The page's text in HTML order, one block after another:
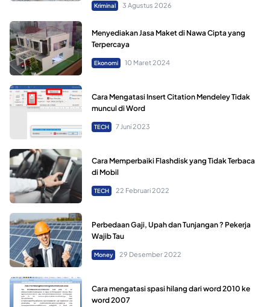
Kriminal 3 Agustus 2026
Menyediakan Jasa Maket di Nawa Cipta yang
Terpercaya
Ekonomi 10 Maret 2024
Cara Mengatasi Insert Citation Mendeley Tidak
muncul di Word
TECH 7 Juni 2023
Cara Memperbaiki Flashdisk yang Tidak Terbaca
di Mobil
TECH 22 Februari 2022
Perbedaan Gaji, Upah dan Tunjangan ? Pekerja
Wajib Tau
Money 29 Desember 2022
Cara mengatasi spasi hilang dari word 2010 ke
word 2007